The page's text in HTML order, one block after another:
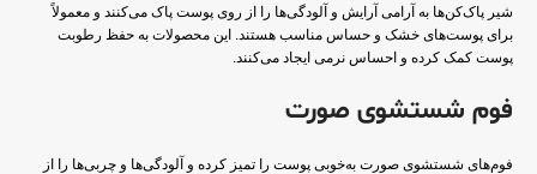
شیر پاک‌کن‌ها به آرامی آرایش و آلودگی‌ها را از روی پوست پاک می‌کنند و معمولاً
برای پوست‌های خشک و حساس مناسب هستند. این محصولات به حفظ رطوبت
پوست کمک کرده و احساس نرمی ایجاد می‌کنند.
فوم شستشوی صورت
فوم‌های شستشوی صورت به‌خوبی پوست را تمیز کرده و آلودگی‌ها و چربی‌ها را از